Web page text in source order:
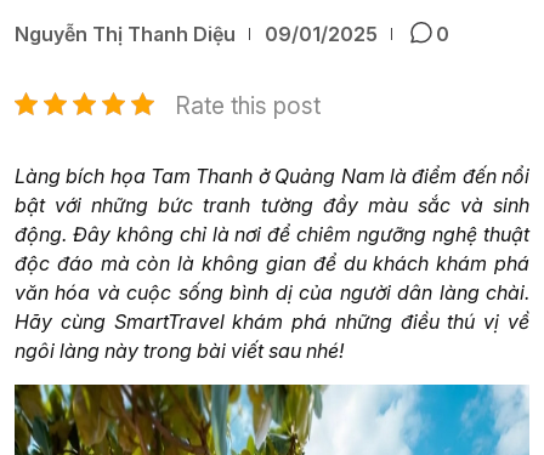
Nguyễn Thị Thanh Diệu 09/01/2025 0
Rate this post
Làng bích họa Tam Thanh ở Quảng Nam là điểm đến nổi
bật với những bức tranh tường đầy màu sắc và sinh
động. Đây không chỉ là nơi để chiêm ngưỡng nghệ thuật
độc đáo mà còn là không gian để du khách khám phá
văn hóa và cuộc sống bình dị của người dân làng chài.
Hãy cùng SmartTravel khám phá những điều thú vị về
ngôi làng này trong bài viết sau nhé!